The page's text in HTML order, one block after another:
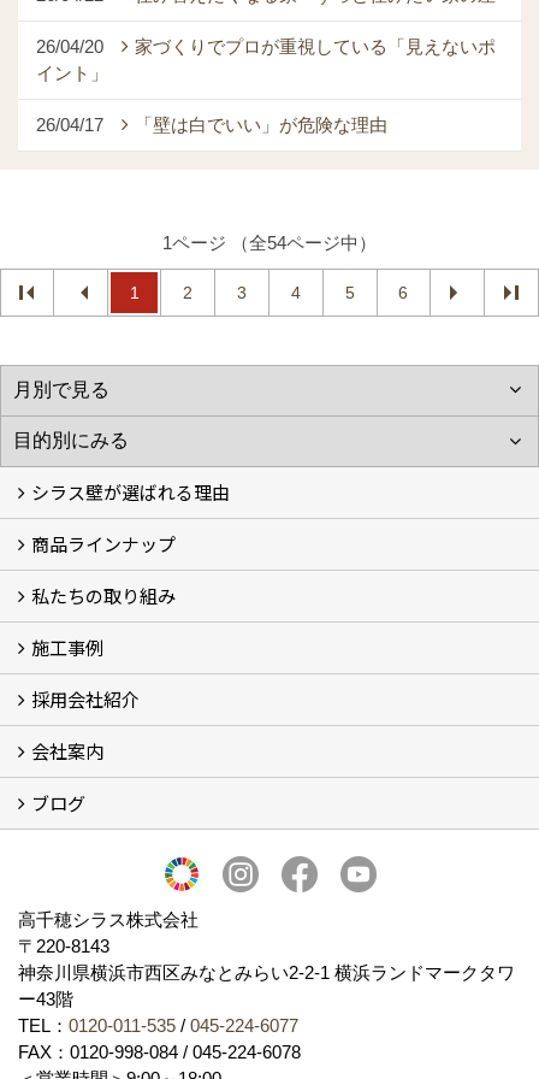
26/04/20
家づくりでプロが重視している「見えないポ
イント」
26/04/17 「壁は白でいい」が危険な理由
1ページ （全54ページ中）
1 2 3 4 5 6
シラス壁が選ばれる理由
シラスストーリー
こだわり
シラス壁の驚くべき性能
商品ラインナップ
一覧
内装仕上げ材
外装仕上げ材
舗装材
水性無機高分子系ハイブリッド型塗料
エコリフォーム
消臭壁紙
Q&A
資料PDF
私たちの取り組み
SDGs、GHGへの取り組み (2)
マグマシラス米
特別対談 (2)
高千穂シラス解説ムービー
研究プロジェクト (4)
プロジェクト (3)
施工事例
施工事例
お客様からのお便り
採用会社紹介
採用会社紹介
「鏝人の会」左官店のご紹介
会社案内
会社概要・沿革
代表の実績
製造紹介
ショールーム
アクセス
採用情報
バナーダウンロード
プライバシーポリシー
Takachiho Shirasu Global Site
LINE公式アカウント
ブログ
高千穂シラス株式会社
〒220-8143
神奈川県横浜市西区みなとみらい2‐2‐1 横浜ランドマークタワ
ー43階
TEL： 0120-011-535 / 045-224-6077
FAX：0120-998-084 / 045-224-6078